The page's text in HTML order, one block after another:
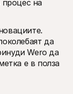
процес на
да
Wero да
е в полза